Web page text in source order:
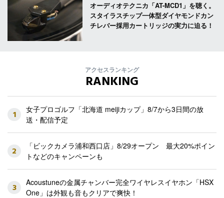
オーディオテクニカ「AT-MCD1」を聴く。
スタイラスチップ一体型ダイヤモンドカン
チレバー採用カートリッジの実力に迫る！
アクセスランキング
RANKING
1
女子プロゴルフ「北海道 meijiカップ」8/7から3日間の放
送・配信予定
2
「ビックカメラ浦和西口店」8/29オープン 最大20%ポイン
トなどのキャンペーンも
3
Acoustuneの金属チャンバー完全ワイヤレスイヤホン「HSX
One」は外観も音もクリアで爽快！